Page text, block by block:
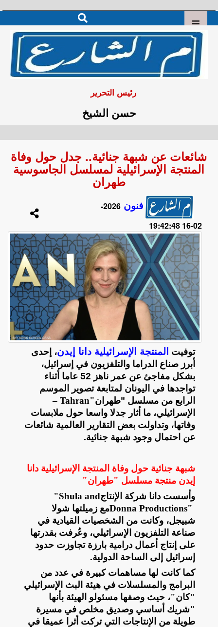
رئيس التحرير
حسن الشيخ
شائعات عن شبهة جنائية.. جدل حول وفاة
المنتجة الإسرائيلية لمسلسل الجاسوسية
طهران
فنون
2026-
02-16 19:42:48
توفيت المنتجة الإسرائيلية دانا إيدن، إحدى
أبرز صناع الدراما والتلفزيون في إسرائيل،
بشكل مفاجئ عن عمر ناهز 52 عاما أثناء
تواجدها في اليونان لمتابعة تصوير الموسم
الرابع من مسلسل "طهران– Tahran"
الإسرائيلي، ما أثار جدلا واسعا حول ملابسات
وفاتها، وتداولت بعض التقارير العالمية شائعات
عن احتمال وجود شبهة جنائية.
شبهة جنائية حول وفاة المنتجة الإسرائيلية دانا
إيدن منتجة مسلسل "طهران"
وأسست دانا شركة الإنتاج"Shula and
Donna Productions"مع زميلتها شولا
شبيجل، وكانت من الشخصيات القيادية في
صناعة التلفزيون الإسرائيلي، وعُرفت بقدرتها
على إنتاج أعمال درامية بارزة تجاوزت حدود
إسرائيل إلى الساحة الدولية.
كما كانت لها مساهمات كبيرة في عدد من
البرامج والمسلسلات في هيئة البث الإسرائيلي
"كان"، حيث وصفها مسئولو الهيئة بأنها
"شريك أساسي وصديق مخلص في مسيرة
طويلة من الإنتاجات التي تركت أثرا عميقا في